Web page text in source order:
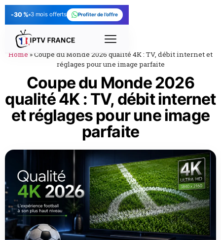
-30 % 3 mois offerts Profiter de l’offre
Home »Coupe du Monde 2026 qualité 4K : TV, débit internet et
réglages pour une image parfaite
Coupe du Monde 2026
qualité 4K : TV, débit internet
et réglages pour une image
parfaite